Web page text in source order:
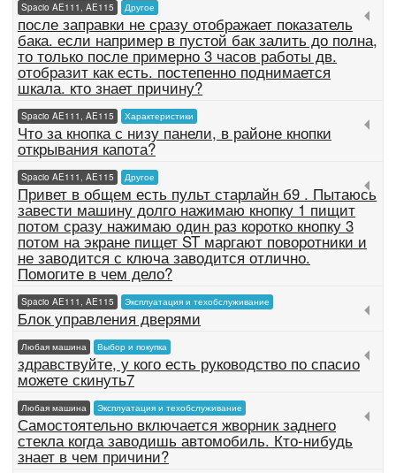
Spacio AE111, AE115 Другое
после заправки не сразу отображает показатель
бака. если например в пустой бак залить до полна,
то только после примерно 3 часов работы дв.
отобразит как есть. постепенно поднимается
шкала. кто знает причину?
Spacio AE111, AE115 Характеристики
Что за кнопка с низу панели, в районе кнопки
открывания капота?
Spacio AE111, AE115 Другое
Привет в общем есть пульт старлайн б9 . Пытаюсь
завести машину долго нажимаю кнопку 1 пищит
потом сразу нажимаю один раз коротко кнопку 3
потом на экране пищет ST маргают поворотники и
не заводится с ключа заводится отлично.
Помогите в чем дело?
Spacio AE111, AE115 Эксплуатация и техобслуживание
Блок управления дверями
Любая машина Выбор и покупка
здравствуйте, у кого есть руководство по спасио
можете скинуть7
Любая машина Эксплуатация и техобслуживание
Самостоятельно включается жворник заднего
стекла когда заводишь автомобиль. Кто-нибудь
знает в чем причини?